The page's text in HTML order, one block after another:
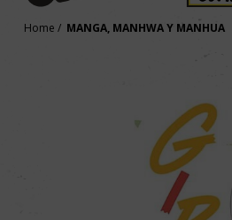
Home MANGA, MANHWA Y MANHUA